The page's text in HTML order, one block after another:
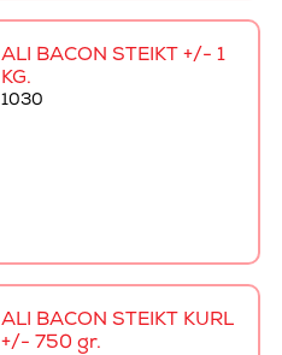
ALI BACON STEIKT +/- 1
KG.
1030
ALI BACON STEIKT KURL
+/- 750 gr.